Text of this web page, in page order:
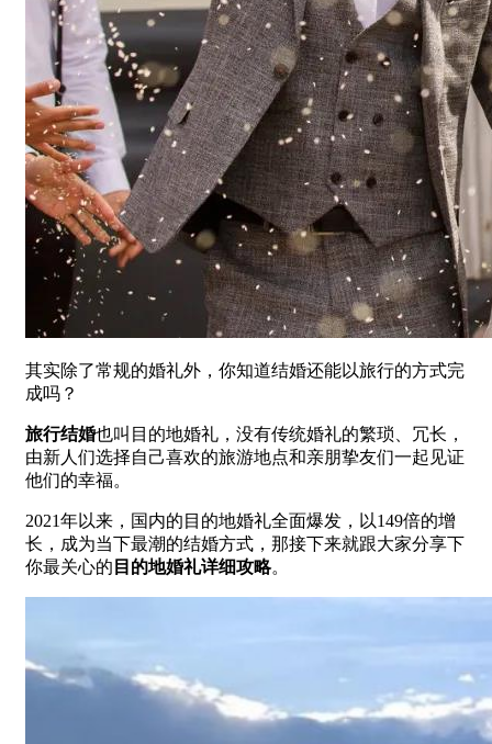
其实除了常规的婚礼外，你知道结婚还能以旅行的方式完
成吗？
旅行结婚也叫目的地婚礼，没有传统婚礼的繁琐、冗长，
由新人们选择自己喜欢的旅游地点和亲朋挚友们一起见证
他们的幸福。
2021年以来，国内的目的地婚礼全面爆发，以149倍的增
长，成为当下最潮的结婚方式，那接下来就跟大家分享下
你最关心的 目的地婚礼详细攻略。